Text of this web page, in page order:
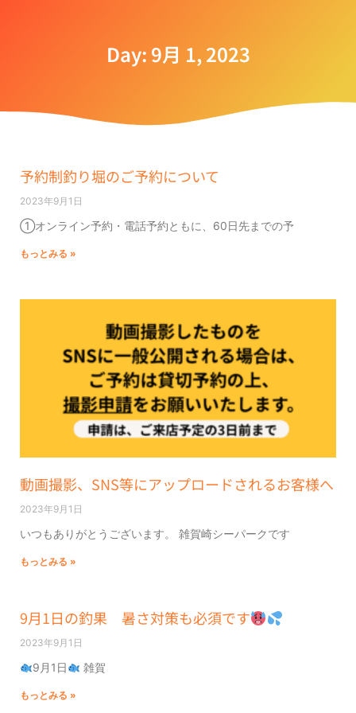
Day: 9月 1, 2023
予約制釣り堀のご予約について
2023年9月1日
①オンライン予約・電話予約ともに、60日先までの予
もっとみる »
動画撮影、SNS等にアップロードされるお客様へ
2023年9月1日
いつもありがとうございます。 雑賀崎シーパークです
もっとみる »
9月1日の釣果 暑さ対策も必須です
2023年9月1日
9月1日 雑賀
もっとみる »